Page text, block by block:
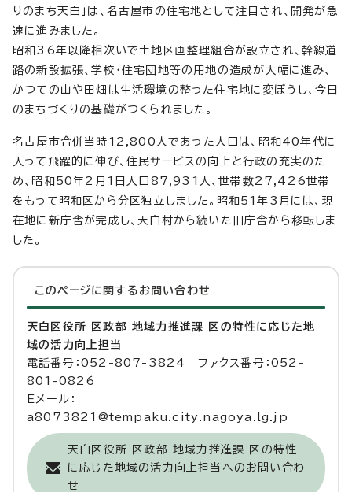
りのまち天白」は、名古屋市の住宅地として注目され、開発が急
速に進みました。
昭和36年以降相次いで土地区画整理組合が設立され、幹線道
路の新設拡張、学校・住宅団地等の用地の造成が大幅に進み、
かつての山や田畑は生活環境の整った住宅地に変ぼうし、今日
のまちづくりの基礎がつくられました。
名古屋市合併当時12,800人であった人口は、昭和40年代に
入って飛躍的に伸び、住民サービスの向上と行政の充実のた
め、昭和50年2月1日人口87,931人、世帯数27,426世帯
をもって昭和区から分区独立しました。昭和51年3月には、現
在地に新庁舎が完成し、天白村から続いた旧庁舎から移転しま
した。
このページに関する お問い合わせ
天白区役所 区政部 地域力推進課 区の特性に応じた地
域の活力向上担当
電話番号：052-807-3824 ファクス番号：052-
801-0826
Eメール：
a8073821@tempaku.city.nagoya.lg.jp
天白区役所 区政部 地域力推進課 区の特性
に応じた地域の活力向上担当へのお問い合わ
せ